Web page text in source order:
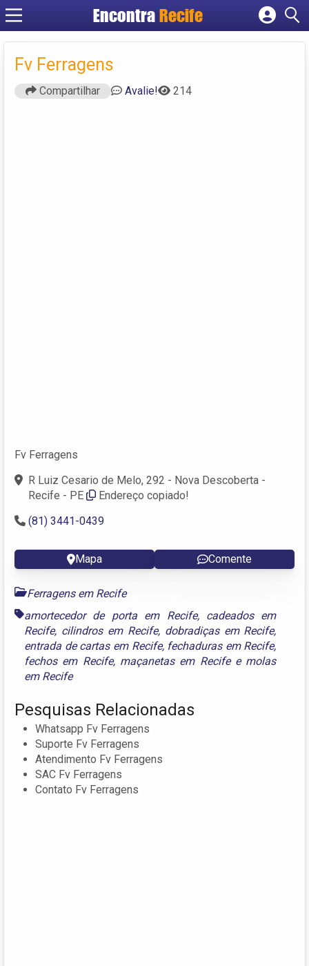
Encontra Recife
Cadastrar empresa
Fv Ferragens
Compartilhar Avalie! 214
Fv Ferragens
R Luiz Cesario de Melo, 292 - Nova Descoberta -
Recife - PE
Endereço copiado!
(81) 3441-0439
Mapa Comente
Ferragens em Recife
amortecedor de porta em Recife, cadeados em
Recife, cilindros em Recife, dobradiças em Recife,
entrada de cartas em Recife, fechaduras em Recife,
fechos em Recife, maçanetas em Recifee molas
em Recife
Pesquisas Relacionadas
Whatsapp Fv Ferragens
Suporte Fv Ferragens
Atendimento Fv Ferragens
SAC Fv Ferragens
Contato Fv Ferragens